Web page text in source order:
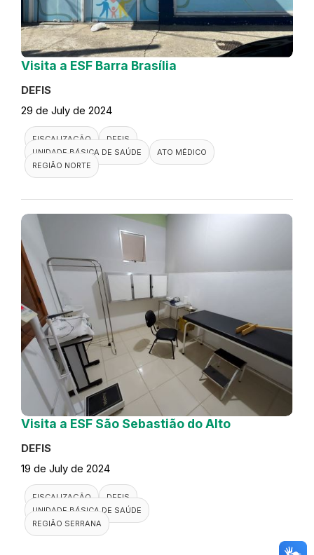
Visita a ESF Barra Brasília
DEFIS
29 de July de 2024
FISCALIZAÇÃO
DEFIS
UNIDADE BÁSICA DE SAÚDE
ATO MÉDICO
REGIÃO NORTE
Visita a ESF São Sebastião do Alto
DEFIS
19 de July de 2024
FISCALIZAÇÃO
DEFIS
UNIDADE BÁSICA DE SAÚDE
REGIÃO SERRANA